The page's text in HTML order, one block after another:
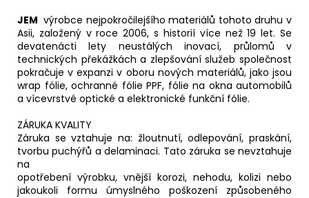
JEM výrobce nejpokročilejšího materiálů tohoto druhu v
Asii, založený v roce 2006, s historií více než 19 let. Se
devatenácti lety neustálých inovací, průlomů v
technických překážkách a zlepšování služeb společnost
pokračuje v expanzi v oboru nových materiálů, jako jsou
wrap fólie, ochranné fólie PPF, fólie na okna automobilů
a vícevrstvé optické a elektronické funkční fólie.
ZÁRUKA KVALITY
Záruka se vztahuje na: žloutnutí, odlepování, praskání,
tvorbu puchýřů a delaminaci. Tato záruka se nevztahuje
na
opotřebení výrobku, vnější korozi, nehodu, kolizi nebo
jakoukoli formu úmyslného poškození způsobeného